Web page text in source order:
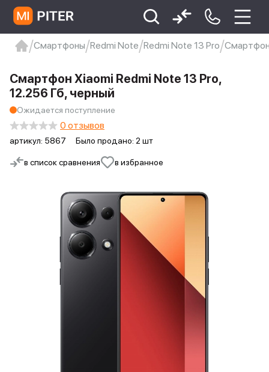
Xiaomi 9 про
xiaomi redmi 12c
Смартфоны Redmi Note Redmi Note 13 Pro Смартфон
в список сравнения в избранное
Смартфон Xiaomi Redmi Note 13 Pro,
12.256 Гб, черный
Ожидается поступление
артикул: 5867 Было продано: 2 шт
0 отзывов